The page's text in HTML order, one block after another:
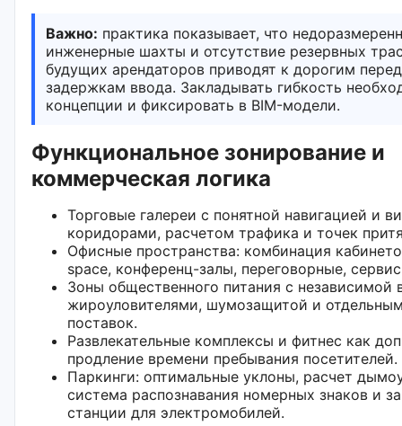
Важно: практика показывает, что
инженерные шахты и отсутствие резервных
будущих арендаторов приводят к дорогим
задержкам ввода. Закладывать гибкость
концепции и фиксировать в BIM-модели.
Функциональное зонирование и
коммерческая логика
Торговые галереи с понятной навигацией и
коридорами, расчетом трафика и точек
Офисные пространства: комбинация
space, конференц-залы, переговорные,
Зоны общественного питания с независимой
жироуловителями, шумозащитой и
поставок.
Развлекательные комплексы и фитнес как
продление времени пребывания посетителей.
Паркинги: оптимальные уклоны, расчет
система распознавания номерных знаков и
станции для электромобилей.